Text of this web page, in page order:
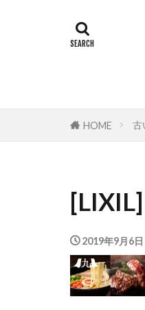
HOME 古
2019年9月6日